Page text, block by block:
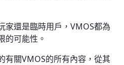
家還是臨時用戶，VMOS都為
的可能性。
有關VMOS的所有內容，從其